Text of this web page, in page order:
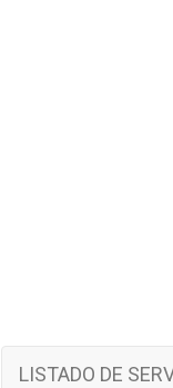
LISTADO DE